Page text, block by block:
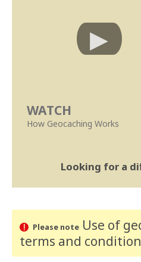
WATCH
How Geocaching Works
Looking for a
Please noteUse of
terms and